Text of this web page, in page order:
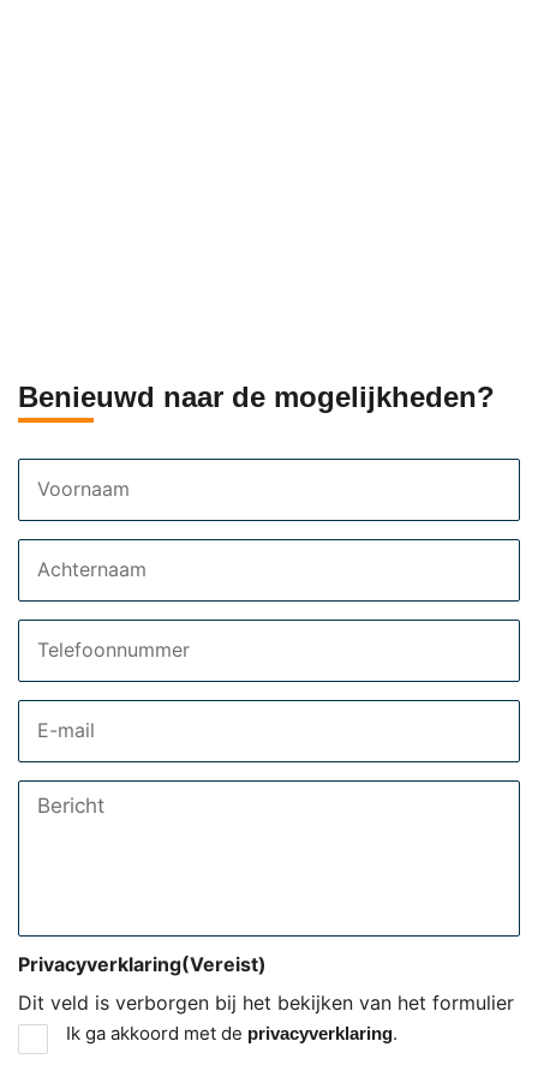
Benieuwd naar de mogelijkheden?
Bericht
Dit veld is verborgen bij het bekijken van het formulier
Privacyverklaring(Vereist)
Ik ga akkoord met de privacyverklaring.